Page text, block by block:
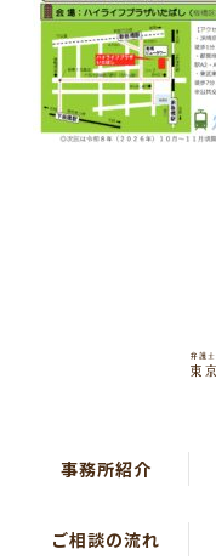
事務所紹介
ご相談の流れ